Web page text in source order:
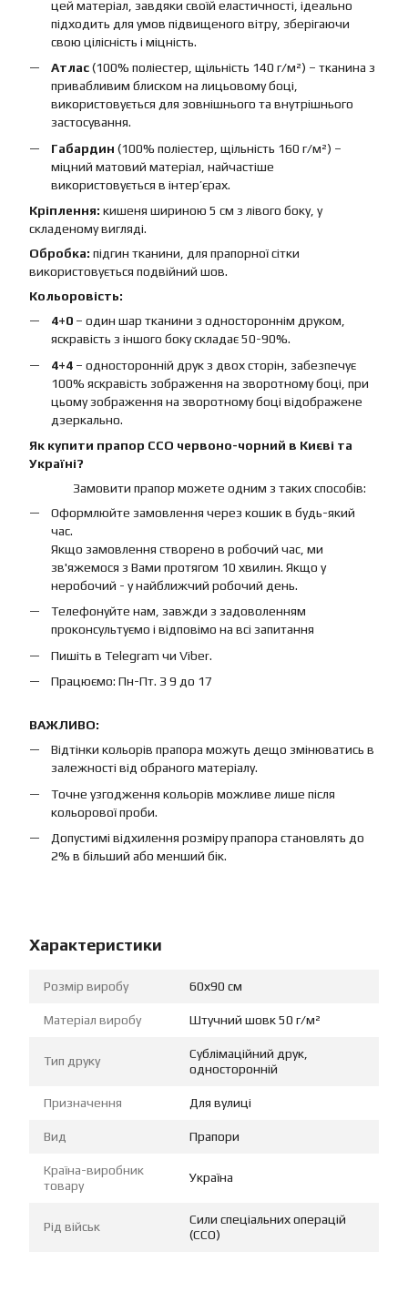
цей матеріал, завдяки своїй еластичності, ідеально
підходить для умов підвищеного вітру, зберігаючи
свою цілісність і міцність.
Атлас(100% поліестер, щільність 140 г/м²) – тканина з
привабливим блиском на лицьовому боці,
використовується для зовнішнього та внутрішнього
застосування.
Габардин (100% поліестер, щільність 160 г/м²) –
міцний матовий матеріал, найчастіше
використовується в інтер’єрах.
Кріплення: кишеня шириною 5 см з лівого боку, у
складеному вигляді.
Обробка: підгин тканини, для прапорної сітки
використовується подвійний шов.
Кольоровість:
4+0 – один шар тканини з одностороннім друком,
яскравість з іншого боку складає 50-90%.
4+4 – односторонній друк з двох сторін, забезпечує
100% яскравість зображення на зворотному боці, при
цьому зображення на зворотному боці відображене
дзеркально.
Як купити прапор ССО червоно-чорний в Києві та
Україні?
Замовити прапор можете одним з таких способів:
Оформлюйте замовлення через кошик в будь-який
час.
Якщо замовлення створено в робочий час, ми
зв'яжемося з Вами протягом 10 хвилин. Якщо у
неробочий - у найближчий робочий день.
Телефонуйте нам, завжди з задоволенням
проконсультуємо і відповімо на всі запитання
Пишіть в Telegram чи Viber.
Працюємо: Пн-Пт. З 9 до 17
ВАЖЛИВО:
Відтінки кольорів прапора можуть дещо змінюватись в
залежності від обраного матеріалу.
Точне узгодження кольорів можливе лише після
кольорової проби.
Допустимі відхилення розміру прапора становлять до
2% в більший або менший бік.
Характеристики
Розмір виробу 60х90 см
Матеріал виробу Штучний шовк 50 г/м²
Тип друку
Сублімаційний друк,
односторонній
Призначення Для вулиці
Вид Прапори
Країна-виробник
товару
Україна
Рід військ
Сили спеціальних операцій
(ССО)